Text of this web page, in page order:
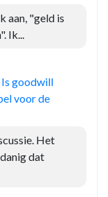
aan, "geld is
goodwill
voor de
Het
dat